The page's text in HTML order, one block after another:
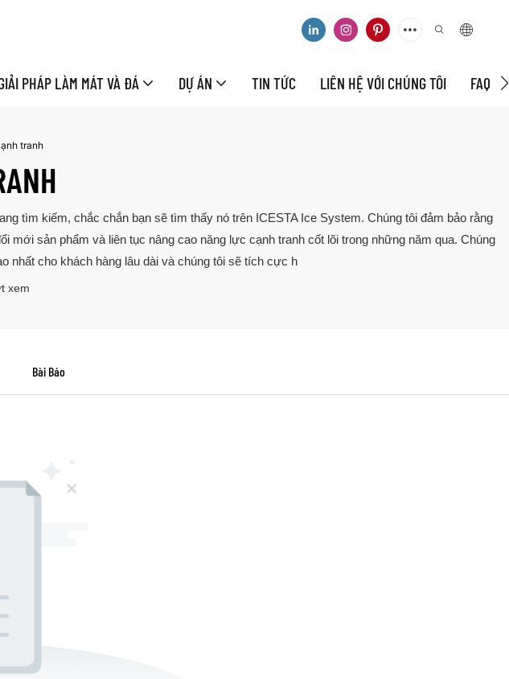
PHÁP LÀM MÁT VÀ ĐÁ DỰ ÁN TIN TỨC LIÊN HỆ VỚI CHÚNG TÔI FAQ
tranh
tìm kiếm, chắc chắn bạn sẽ tìm thấy nó trên ICESTA Ice System. Chúng tôi đảm bảo rằng
sản phẩm và liên tục nâng cao năng lực cạnh tranh cốt lõi trong những năm qua. Chúng
nhất cho khách hàng lâu dài và chúng tôi sẽ tích cực h
xem
Bài Báo